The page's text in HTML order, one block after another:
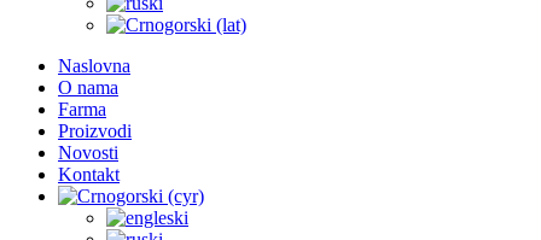
Naslovna
O nama
Farma
Proizvodi
Novosti
Kontakt